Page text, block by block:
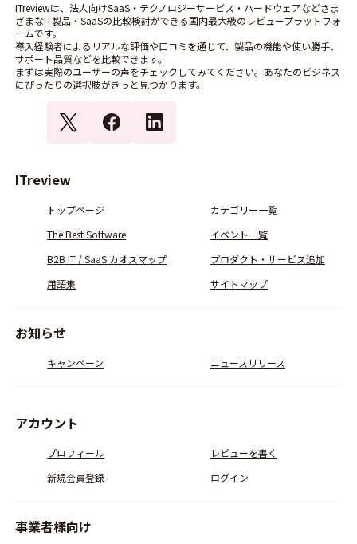
ITreviewは、法人向けSaaS・テクノロジーサービス・ハードウェアなどさま
ざまなIT製品・SaaSの比較検討ができる国内最大級のレビュープラットフォ
ームです。
導入経験者によるリアルな評価や口コミを通じて、製品の機能や使い勝手、
サポート品質などを比較できます。
まずは実際のユーザーの声をチェックしてみてください。あなたのビジネス
にぴったりの選択肢がきっと見つかります。
ITreview
トップページ
カテゴリー一覧
The Best Software
イベント一覧
B2B IT / SaaS カオスマップ
プロダクト・サービス追加
用語集
サイトマップ
お知らせ
キャンペーン ニュースリリース
アカウント
プロフィール
レビューを書く
新規会員登録
ログイン
事業者様向け